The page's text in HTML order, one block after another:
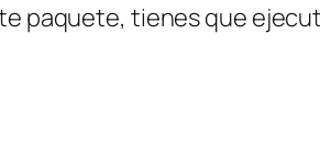
paquete, tienes que